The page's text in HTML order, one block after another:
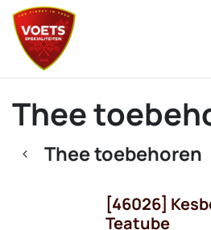
Overslaan naar inhoud
Thee
Thee toebehoren
[46026]
Teatube